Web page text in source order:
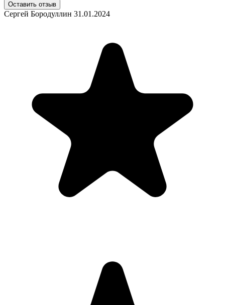
Оставить отзыв
Сергей Бородуллин 31.01.2024